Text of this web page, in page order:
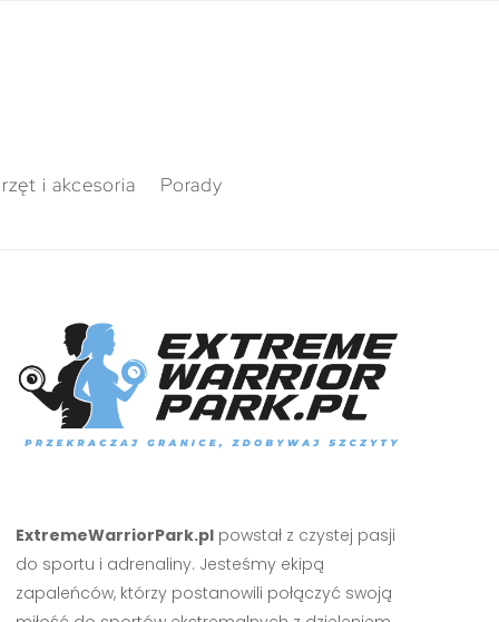
i akcesoria Porady
ExtremeWarriorPark.plpowstał z czystej pasji
do sportu i adrenaliny. Jesteśmy ekipą
zapaleńców, którzy postanowili połączyć swoją